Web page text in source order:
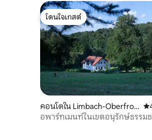
โดนใจเกสต์
โดนใจเกสต์
คอนโดใน Limbach-Oberfroh
na
ค
อพาร์ทเมนท์ในเขตอนุรักษ์ธรรม